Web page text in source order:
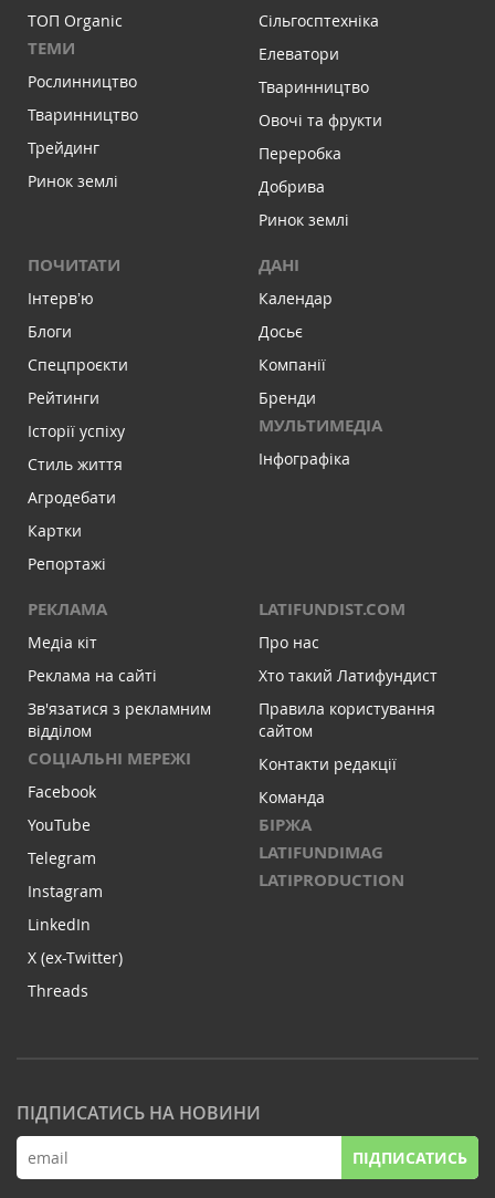
ТОП Organic
ТЕМИ
Рослинництво
Тваринництво
Трейдинг
Ринок землі
Сільгосптехніка
Елеватори
Тваринництво
Овочі та фрукти
Переробка
Добрива
Ринок землі
ПОЧИТАТИ
Інтервʼю
Блоги
Спецпроєкти
Рейтинги
Історії успіху
Стиль життя
Агродебати
Картки
Репортажі
ДАНІ
Календар
Досьє
Компанії
Бренди
МУЛЬТИМЕДІА
Інфографіка
РЕКЛАМА
Медіа кіт
Реклама на сайті
Зв'язатися з рекламним
відділом
СОЦІАЛЬНІ МЕРЕЖІ
Facebook
YouTube
Telegram
Instagram
LinkedIn
X (ex-Twitter)
Threads
LATIFUNDIST.COM
Про нас
Хто такий Латифундист
Правила користування
сайтом
Контакти редакції
Команда
БІРЖА
LATIFUNDIMAG
LATIPRODUCTION
ПІДПИСАТИСЬ НА НОВИНИ
ПІДПИСАТИСЬ